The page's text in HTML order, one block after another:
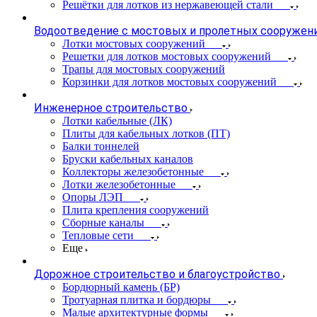
Решётки для лотков из нержавеющей стали
Водоотведение с мостовых и пролетных
Лотки мостовых сооружений
Решетки для лотков мостовых сооружений
Трапы для мостовых сооружений
Корзинки для лотков мостовых сооружений
Инженерное строительство
Лотки кабельные (ЛК)
Плиты для кабельных лотков (ПТ)
Балки тоннелей
Бруски кабельных каналов
Коллекторы железобетонные
Лотки железобетонные
Опоры ЛЭП
Плита крепления сооружений
Сборные каналы
Тепловые сети
Еще
Дорожное строительство и благоустройство
Бордюрный камень (БР)
Тротуарная плитка и бордюры
Малые архитектурные формы